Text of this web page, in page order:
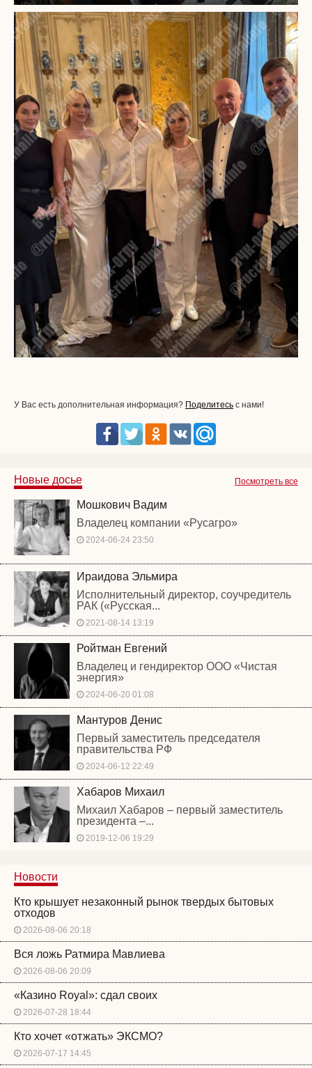
Play Mute SettingsPIP
Enter
У Вас есть дополнительная информация? Поделитесь с нами!
Посмотреть все
Новые досье
Мошкович Вадим
Владелец компании «Русагро»
2024-06-24 23:50
Ираидова Эльмира
Исполнительный директор, соучредитель
РАК («Русская...
2021-08-14 13:19
Ройтман Евгений
Владелец и гендиректор ООО «Чистая
энергия»
2024-06-20 01:08
Мантуров Денис
Первый заместитель председателя
правительства РФ
2024-06-12 22:49
Хабаров Михаил
Михаил Хабаров – первый заместитель
президента –...
2019-12-06 19:29
Новости
Кто крышует незаконный рынок твердых бытовых
отходов
2026-08-06 20:18
Вся ложь Ратмира Мавлиева
2026-08-06 20:09
«Казино Royal»: сдал своих
2026-07-28 18:44
Кто хочет «отжать» ЭКСМО?
2026-07-17 14:45